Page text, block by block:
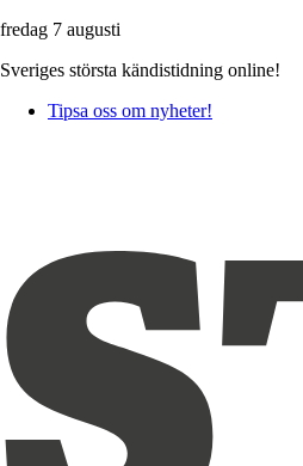
fredag 7 augusti
Sveriges största kändistidning online!
Tipsa oss om nyheter!